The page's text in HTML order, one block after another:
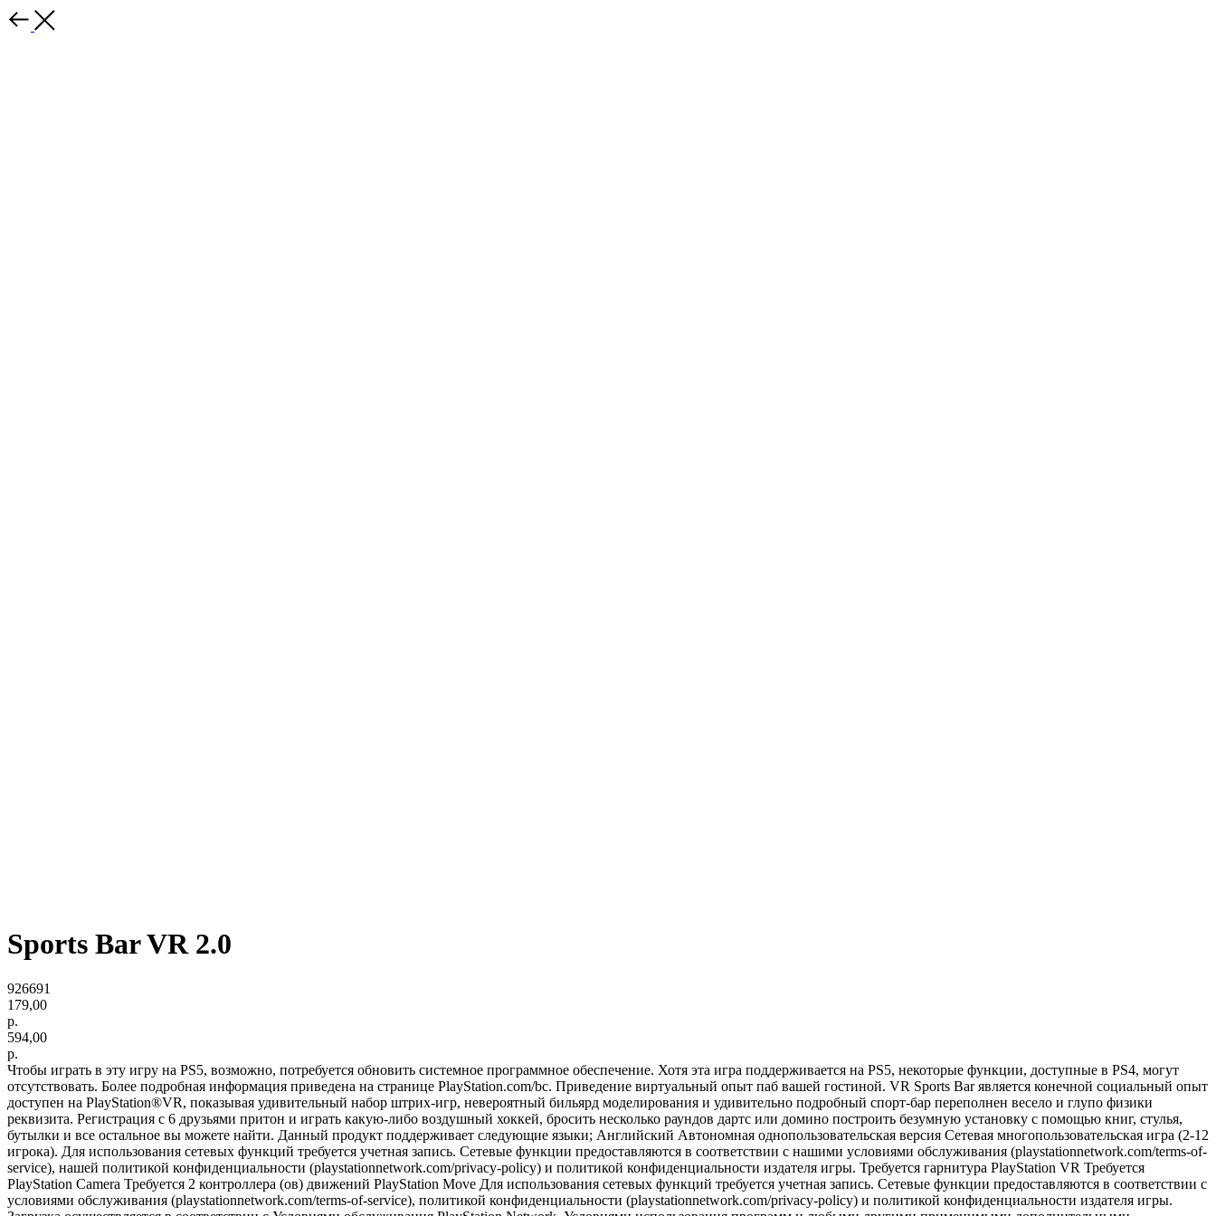
Sports Bar VR 2.0
926691
179,00
р.
594,00
р.
Чтобы играть в эту игру на PS5, возможно, потребуется обновить системное программное обеспечение. Хотя эта игра поддерживается на PS5, некоторые функции, доступные в PS4, могут
отсутствовать. Более подробная информация приведена на странице PlayStation.com/bc. Приведение виртуальный опыт паб вашей гостиной. VR Sports Bar является конечной социальный опыт
доступен на PlayStation®VR, показывая удивительный набор штрих-игр, невероятный бильярд моделирования и удивительно подробный спорт-бар переполнен весело и глупо физики
реквизита. Регистрация с 6 друзьями притон и играть какую-либо воздушный хоккей, бросить несколько раундов дартс или домино построить безумную установку с помощью книг, стулья,
бутылки и все остальное вы можете найти. Данный продукт поддерживает следующие языки; Английский Автономная однопользовательская версия Сетевая многопользовательская игра (2-12
игрока). Для использования сетевых функций требуется учетная запись. Сетевые функции предоставляются в соответствии с нашими условиями обслуживания (playstationnetwork.com/terms-of-
service), нашей политикой конфиденциальности (playstationnetwork.com/privacy-policy) и политикой конфиденциальности издателя игры. Требуется гарнитура PlayStation VR Требуется
PlayStation Camera Требуется 2 контроллера (ов) движений PlayStation Move Для использования сетевых функций требуется учетная запись. Сетевые функции предоставляются в соответствии с
условиями обслуживания (playstationnetwork.com/terms-of-service), политикой конфиденциальности (playstationnetwork.com/privacy-policy) и политикой конфиденциальности издателя игры.